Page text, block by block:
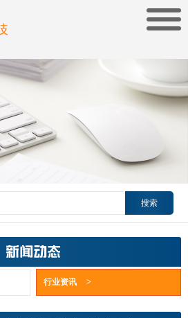
搜索
新闻动态
行业资讯 >